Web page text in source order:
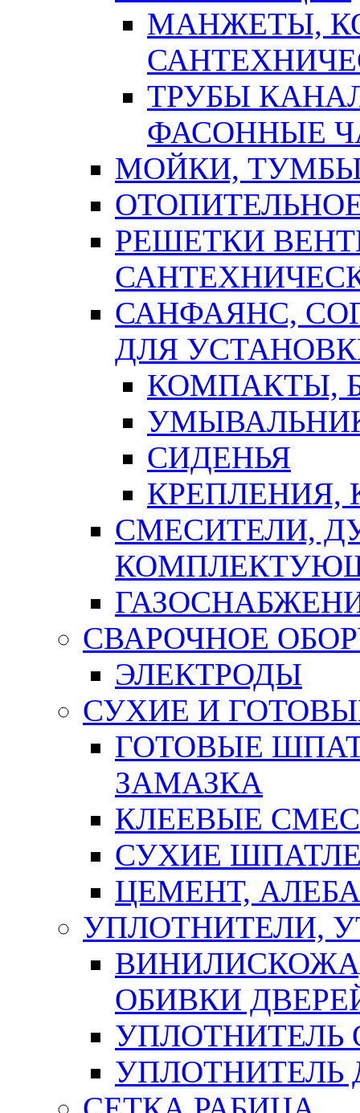
МАНЖЕТЫ,
ТРУБЫ
ФАСОННЫЕ
МОЙКИ,
РЕШЕТКИ
САНФАЯНС,
ДЛЯ
КОМПАКТЫ,
СИДЕНЬЯ
СМЕСИТЕЛИ,
СВАРОЧНОЕ
ЭЛЕКТРОДЫ
СУХИЕ И
ГОТОВЫЕ
ЗАМАЗКА
КЛЕЕВЫЕ
СУХИЕ
ЦЕМЕНТ,
УПЛОТНИТЕЛИ,
ОБИВКИ
УПЛОТНИТЕЛЬ